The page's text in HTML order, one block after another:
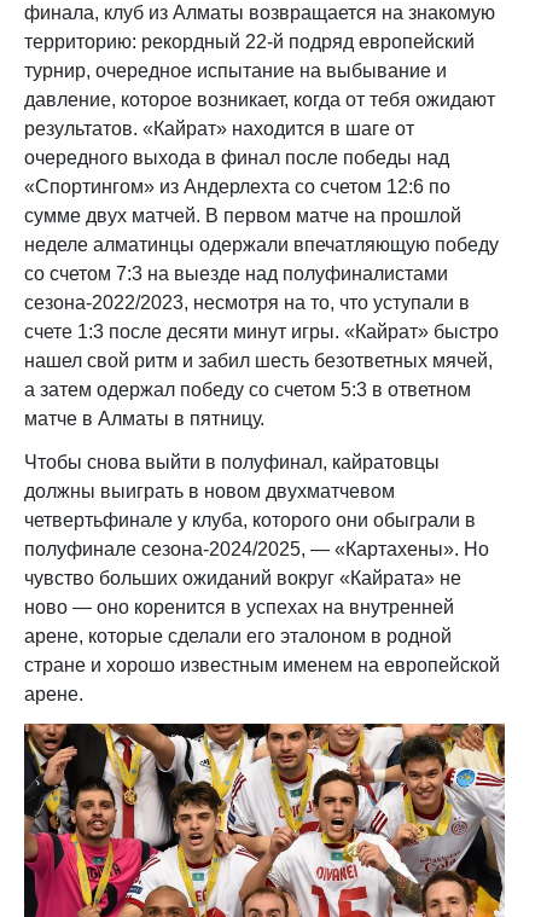
финала, клуб из Алматы возвращается на знакомую
территорию: рекордный 22-й подряд европейский
турнир, очередное испытание на выбывание и
давление, которое возникает, когда от тебя ожидают
результатов. «Кайрат» находится в шаге от
очередного выхода в финал после победы над
«Спортингом» из Андерлехта со счетом 12:6 по
сумме двух матчей. В первом матче на прошлой
неделе алматинцы одержали впечатляющую победу
со счетом 7:3 на выезде над полуфиналистами
сезона-2022/2023, несмотря на то, что уступали в
счете 1:3 после десяти минут игры. «Кайрат» быстро
нашел свой ритм и забил шесть безответных мячей,
а затем одержал победу со счетом 5:3 в ответном
матче в Алматы в пятницу.
Чтобы снова выйти в полуфинал, кайратовцы
должны выиграть в новом двухматчевом
четвертьфинале у клуба, которого они обыграли в
полуфинале сезона-2024/2025, — «Картахены». Но
чувство больших ожиданий вокруг «Кайрата» не
ново — оно коренится в успехах на внутренней
арене, которые сделали его эталоном в родной
стране и хорошо известным именем на европейской
арене.